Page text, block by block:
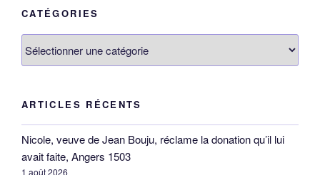
CATÉGORIES
ARTICLES RÉCENTS
Nicole, veuve de Jean Bouju, réclame la donation qu’il lui
avait faite, Angers 1503
1 août 2026